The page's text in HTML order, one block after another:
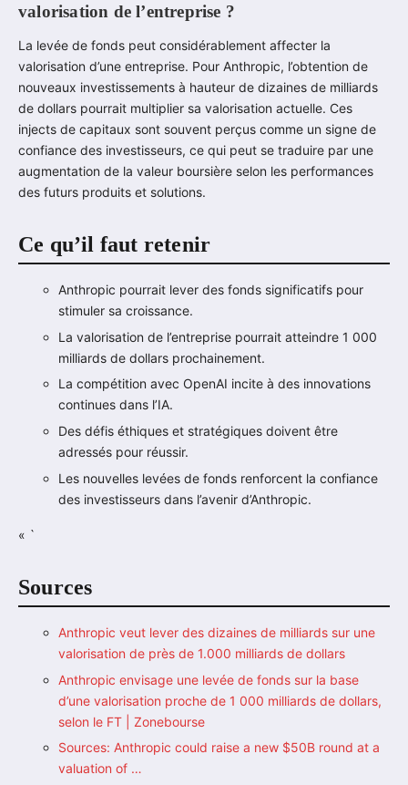
valorisation de l’entreprise ?
La levée de fonds peut considérablement affecter la
valorisation d’une entreprise. Pour Anthropic, l’obtention de
nouveaux investissements à hauteur de dizaines de milliards
de dollars pourrait multiplier sa valorisation actuelle. Ces
injects de capitaux sont souvent perçus comme un signe de
confiance des investisseurs, ce qui peut se traduire par une
augmentation de la valeur boursière selon les performances
des futurs produits et solutions.
Ce qu’il faut retenir
Anthropic pourrait lever des fonds significatifs pour
stimuler sa croissance.
La valorisation de l’entreprise pourrait atteindre 1 000
milliards de dollars prochainement.
La compétition avec OpenAI incite à des innovations
continues dans l’IA.
Des défis éthiques et stratégiques doivent être
adressés pour réussir.
Les nouvelles levées de fonds renforcent la confiance
des investisseurs dans l’avenir d’Anthropic.
« `
Sources
Anthropic veut lever des dizaines de milliards sur une
valorisation de près de 1.000 milliards de dollars
Anthropic envisage une levée de fonds sur la base
d’une valorisation proche de 1 000 milliards de dollars,
selon le FT | Zonebourse
Sources: Anthropic could raise a new $50B round at a
valuation of …